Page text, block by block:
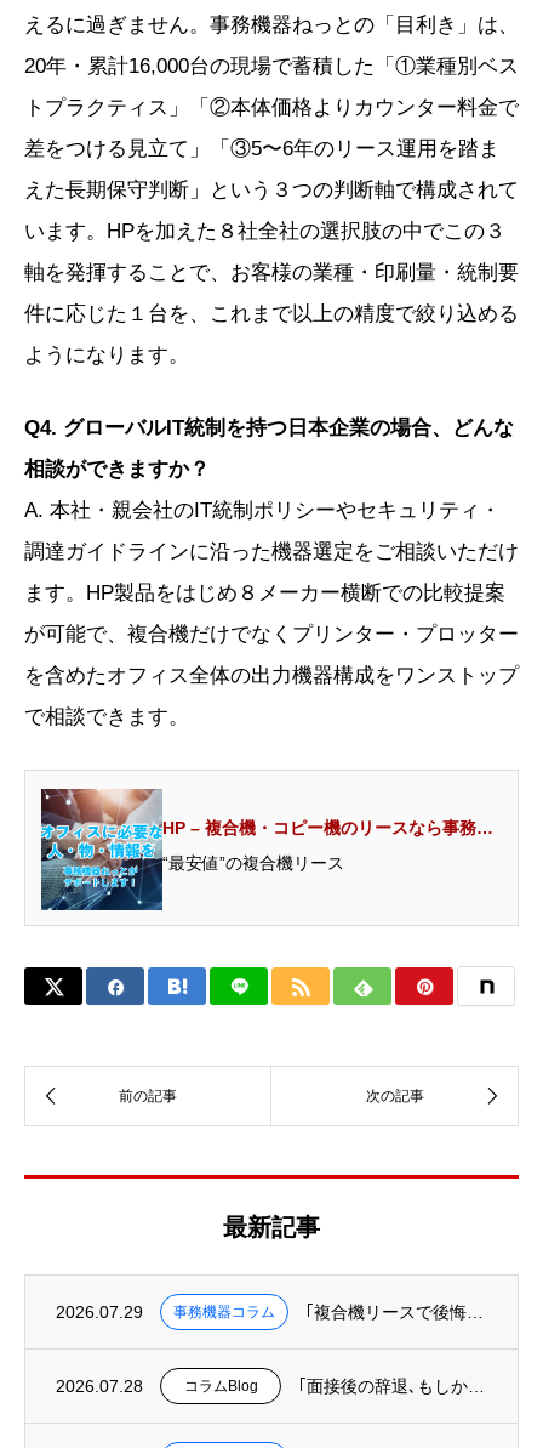
えるに過ぎません。事務機器ねっとの「目利き」は、
20年・累計16,000台の現場で蓄積した「①業種別ベス
トプラクティス」「②本体価格よりカウンター料金で
差をつける見立て」「③5〜6年のリース運用を踏ま
えた長期保守判断」という３つの判断軸で構成されて
います。HPを加えた８社全社の選択肢の中でこの３
軸を発揮することで、お客様の業種・印刷量・統制要
件に応じた１台を、これまで以上の精度で絞り込める
ようになります。
Q4. グローバルIT統制を持つ日本企業の場合、どんな
相談ができますか？
A. 本社・親会社のIT統制ポリシーやセキュリティ・
調達ガイドラインに沿った機器選定をご相談いただけ
ます。HP製品をはじめ８メーカー横断での比較提案
が可能で、複合機だけでなくプリンター・プロッター
を含めたオフィス全体の出力機器構成をワンストップ
で相談できます。
HP – 複合機・コピー機のリースなら事務機
器ねっと
“最安値”の複合機リース
最新記事
2026.07.29 事務機器コラム
2026.07.28 コラムBlog